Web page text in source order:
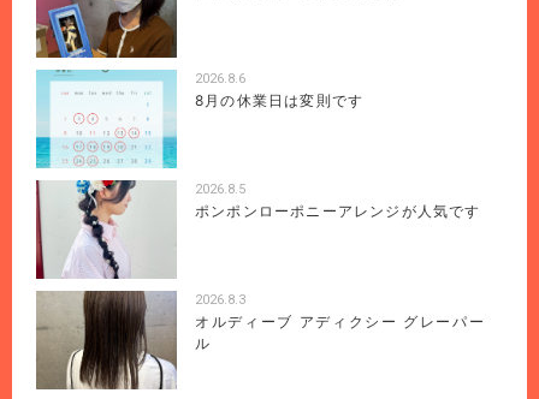
2026.8.6
8月の休業日は変則です
2026.8.5
ポンポンローポニーアレンジが人気です
2026.8.3
オルディーブ アディクシー グレーパー
ル